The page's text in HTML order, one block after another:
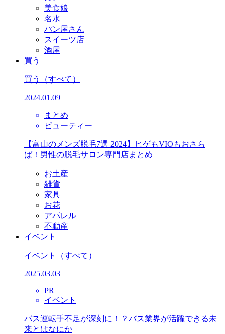
美食娘
名水
パン屋さん
スイーツ店
酒屋
買う
買う （すべて）
2024.01.09
まとめ
ビューティー
【富山のメンズ脱毛7選 2024】ヒゲもVIOもおさら
ば！男性の脱毛サロン専門店まとめ
お土産
雑貨
家具
お花
アパレル
不動産
イベント
イベント （すべて）
2025.03.03
PR
イベント
バス運転手不足が深刻に！？バス業界が活躍できる未
来とはなにか